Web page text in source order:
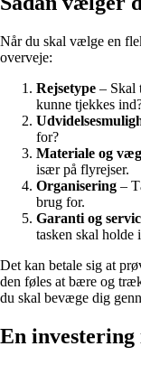
Når du skal vælge en
overveje:
Rejsetype – Skal
kunne tjekkes
for?
Materiale og
især på flyrejser.
Organisering –
brug for.
Garanti og
tasken skal holde
Det kan betale sig at
den føles at bære og
du skal bevæge dig
En